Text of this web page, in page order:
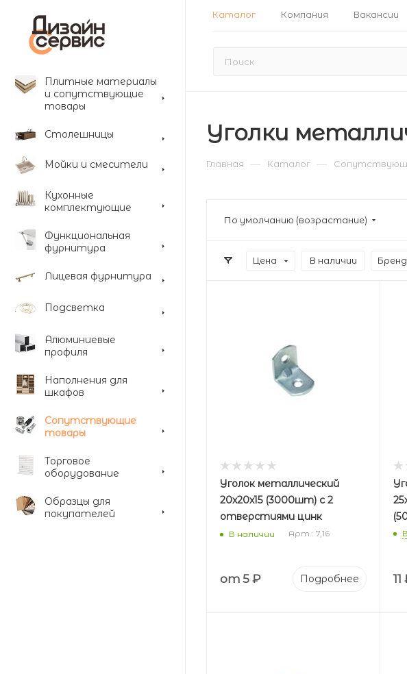
Каталог Компания Вакансии
Плитные материалы
и сопутствующие
товары
Столешницы
Мойки и смесители
Кухонные
комплектующие
Функциональная
фурнитура
Лицевая фурнитура
Подсветка
Алюминиевые
профиля
Наполнения для
шкафов
Сопутствующие
товары
Торговое
оборудование
Образцы для
покупателей
Уголки
Главная — Каталог —
По умолчанию (возрастание)
Цена В наличии Бренд
Уголок металлический
20х20х15 (3000шт) с 2
отверстиями цинк
В наличии Арт.: 7,16
от 5 ₽ Подробнее 11